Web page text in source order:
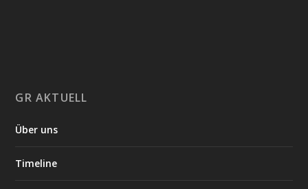
GR AKTUELL
Über uns
Timeline